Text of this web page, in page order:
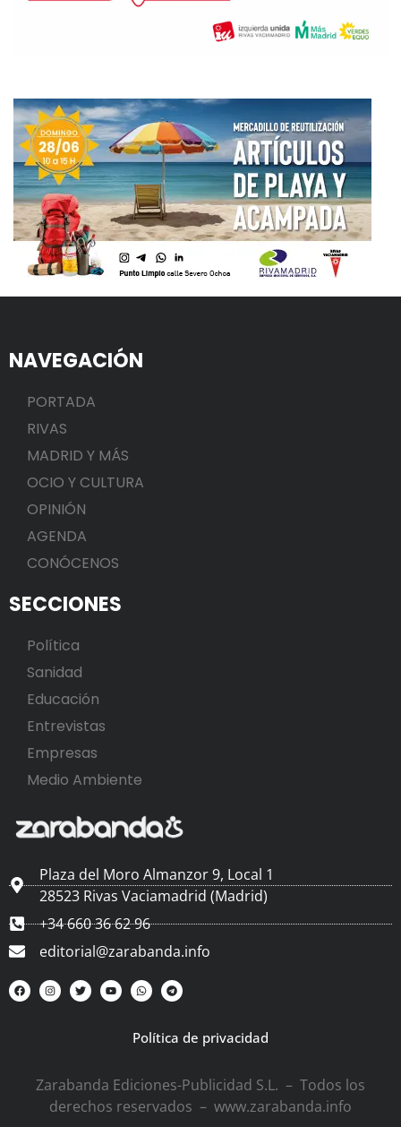
NAVEGACIÓN
PORTADA
RIVAS
MADRID Y MÁS
OCIO Y CULTURA
OPINIÓN
AGENDA
CONÓCENOS
SECCIONES
Política
Sanidad
Educación
Entrevistas
Empresas
Medio Ambiente
Plaza del Moro Almanzor 9, Local 1
28523 Rivas Vaciamadrid (Madrid)
+34 660 36 62 96
editorial@zarabanda.info
Política de privacidad
Zarabanda Ediciones-Publicidad S.L. – Todos los
derechos reservados – www.zarabanda.info